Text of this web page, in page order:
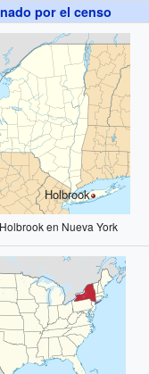
por el censo
Holbrook
en Nueva York